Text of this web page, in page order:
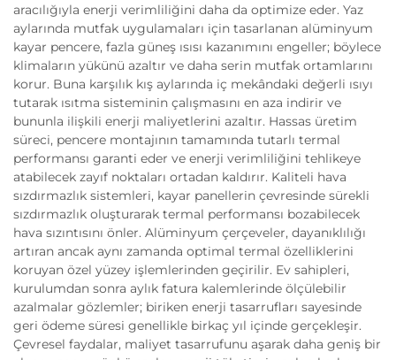
aracılığıyla enerji verimliliğini daha da optimize eder. Yaz
aylarında mutfak uygulamaları için tasarlanan alüminyum
kayar pencere, fazla güneş ısısı kazanımını engeller; böylece
klimaların yükünü azaltır ve daha serin mutfak ortamlarını
korur. Buna karşılık kış aylarında iç mekândaki değerli ısıyı
tutarak ısıtma sisteminin çalışmasını en aza indirir ve
bununla ilişkili enerji maliyetlerini azaltır. Hassas üretim
süreci, pencere montajının tamamında tutarlı termal
performansı garanti eder ve enerji verimliliğini tehlikeye
atabilecek zayıf noktaları ortadan kaldırır. Kaliteli hava
sızdırmazlık sistemleri, kayar panellerin çevresinde sürekli
sızdırmazlık oluşturarak termal performansı bozabilecek
hava sızıntısını önler. Alüminyum çerçeveler, dayanıklılığı
artıran ancak aynı zamanda optimal termal özelliklerini
koruyan özel yüzey işlemlerinden geçirilir. Ev sahipleri,
kurulumdan sonra aylık fatura kalemlerinde ölçülebilir
azalmalar gözlemler; biriken enerji tasarrufları sayesinde
geri ödeme süresi genellikle birkaç yıl içinde gerçekleşir.
Çevresel faydalar, maliyet tasarrufunu aşarak daha geniş bir